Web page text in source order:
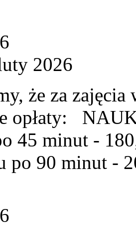
2026
że za
opłaty:
45 minut -
po 90 minut -